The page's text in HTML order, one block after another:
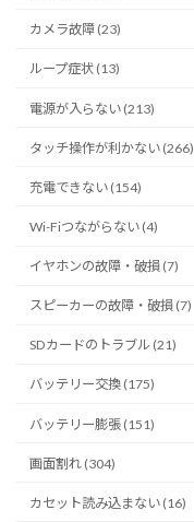
カメラ故障 (23)
ループ症状 (13)
電源が入らない (213)
タッチ操作が利かない (266)
充電できない (154)
Wi-Fiつながらない (4)
イヤホンの故障・破損 (7)
スピーカーの故障・破損 (7)
SDカードのトラブル (21)
バッテリー交換 (175)
バッテリー膨張 (151)
画面割れ (304)
カセット読み込まない (16)